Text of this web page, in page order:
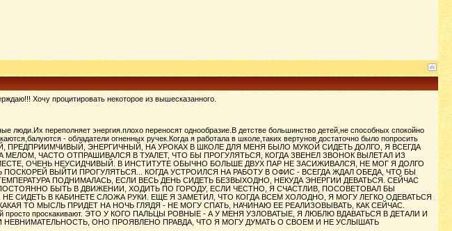
Хочу процитировать некоторое из вышесказанного.
люди.Их переполняет энергия.плохо переносят однообразие.В детстве большинство детей,не способных спокойно
- обладатели огненных ручек.Когда я работала в школе,таких вертунов достаточно было попросить
ПРЕДПРИИМЧИВЫЙ, ЭНЕРГИЧНЫЙ, НА УРОКАХ В ШКОЛЕ ДЛЯ МЕНЯ БЫЛО МУКОЙ СИДЕТЬ ДОЛГО, Я ВСЕГДА
МЕЛОМ, ЧАСТО ОТПРАШИВАЛСЯ В ТУАЛЕТ, ЧТО БЫ ПРОГУЛЯТЬСЯ, КОГДА ЗВЕНЕЛ ЗВОНОК ВЫЛЕТАЛ ИЗ
ОЧЕНЬ НЕУСИДЧИВЫЙ. В ИНСТИТУТЕ ОБЫЧНО БОЛЬШЕ ДВУХ ПАР НЕ ЗАСИЖИВАЛСЯ, НЕ МОГ Я ДОЛГО
ВЫЙТИ ПРОГУЛЯТЬСЯ... КОГДА УСТРОИЛСЯ НА РАБОТУ В ОФИС - ВСЕГДА ЖДАЛ ОБЕДА, ЧТО БЫ
ПОДНИМАЛАСЬ, ЕСЛИ ВЕСЬ ДЕНЬ СИДЕТЬ БЕЗВЫХОДНО, НЕКУДА ЭНЕРГИИ ДЕВАТЬСЯ. СЕЙЧАС
БЫТЬ В ДВИЖЕНИИ, ХОДИТЬ ПО ГОРОДУ, ЕСЛИ ЧЕСТНО, Я СЧАСТЛИВ, ПОСОВЕТОВАЛ БЫ
В КАБИНЕТЕ СЛОЖА РУКИ. ЕЩЕ Я ЗАМЕТИЛ, ЧТО КОГДА ВСЕМ ХОЛОДНО, Я МОГУ ЛЕГКО ОДЕВАТЬСЯ
ТО МЫСЛЬ ПРИДЕТ НА НОЧЬ ГЛЯДЯ - НЕ МОГУ СПАТЬ, НАЧИНАЮ ЕЕ РЕАЛИЗОВЫВАТЬ, КАК СЕЙЧАС.
просто проскакивают. ЭТО У КОГО ПАЛЬЦЫ РОВНЫЕ - А У МЕНЯ УЗЛОВАТЫЕ, Я ЛЮБЛЮ ВДАВАТЬСЯ В ДЕТАЛИ И
ОНО ПРОЯВЛЕНО ПРАВДА, ЧТО Я МОГУ ДУМАТЬ О СВОЕМ И НЕ УСЛЫШАТЬ